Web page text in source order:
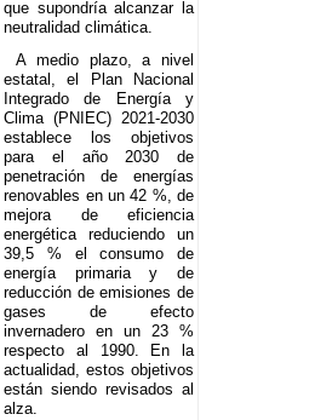
que supondría alcanzar la
neutralidad climática.
A medio plazo, a nivel
estatal, el Plan Nacional
Integrado de Energía y
Clima (PNIEC) 2021-2030
establece los objetivos
para el año 2030 de
penetración de energías
renovables en un 42 %, de
mejora de eficiencia
energética reduciendo un
39,5 % el consumo de
energía primaria y de
reducción de emisiones de
gases de efecto
invernadero en un 23 %
respecto al 1990. En la
actualidad, estos objetivos
están siendo revisados al
alza.